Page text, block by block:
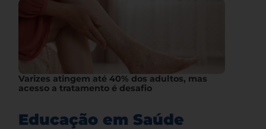
Varizes atingem até 40% dos adultos, mas
acesso a tratamento é desafio
Educação em Saúde